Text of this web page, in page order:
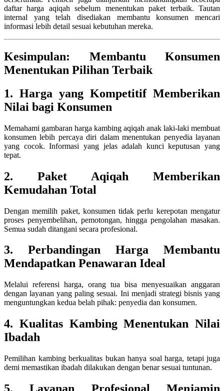
daftar harga aqiqah sebelum menentukan paket terbaik. Tautan
internal yang telah disediakan membantu konsumen mencari
informasi lebih detail sesuai kebutuhan mereka.
Kesimpulan: Membantu Konsumen
Menentukan Pilihan Terbaik
1. Harga yang Kompetitif Memberikan
Nilai bagi Konsumen
Memahami gambaran harga kambing aqiqah anak laki-laki membuat
konsumen lebih percaya diri dalam menentukan penyedia layanan
yang cocok. Informasi yang jelas adalah kunci keputusan yang
tepat.
2. Paket Aqiqah Memberikan
Kemudahan Total
Dengan memilih paket, konsumen tidak perlu kerepotan mengatur
proses penyembelihan, pemotongan, hingga pengolahan masakan.
Semua sudah ditangani secara profesional.
3. Perbandingan Harga Membantu
Mendapatkan Penawaran Ideal
Melalui referensi harga, orang tua bisa menyesuaikan anggaran
dengan layanan yang paling sesuai. Ini menjadi strategi bisnis yang
menguntungkan kedua belah pihak: penyedia dan konsumen.
4. Kualitas Kambing Menentukan Nilai
Ibadah
Pemilihan kambing berkualitas bukan hanya soal harga, tetapi juga
demi memastikan ibadah dilakukan dengan benar sesuai tuntunan.